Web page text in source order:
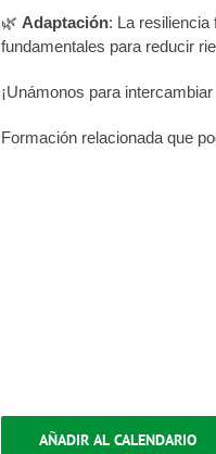
🌿 Adaptación: La
fundamentales para reducir
¡Unámonos para
Formación relacionada que
AÑADIR AL CALENDARIO